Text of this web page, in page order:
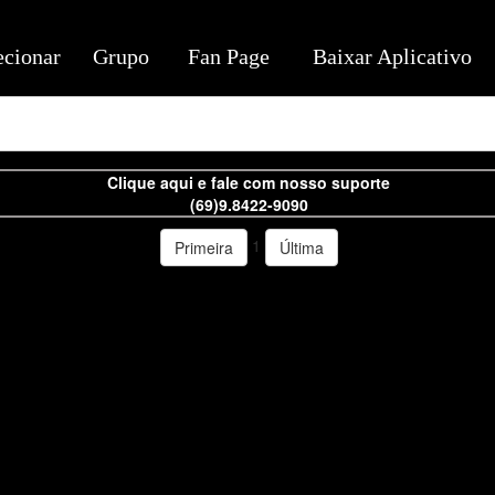
Clique aqui e fale com nosso suporte
(69)9.8422-9090
Primeira
1 Última
Grupo Fan Page Baixar Aplicativo